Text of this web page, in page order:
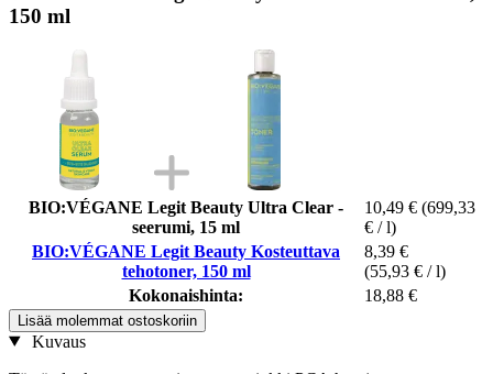
150 ml
BIO:VÉGANE Legit Beauty Ultra Clear -
seerumi, 15 ml
10,49 € (699,33
€ / l)
BIO:VÉGANE Legit Beauty Kosteuttava
tehotoner, 150 ml
8,39 €
(55,93 € / l)
Kokonaishinta:
18,88 €
Lisää molemmat ostoskoriin
Kuvaus